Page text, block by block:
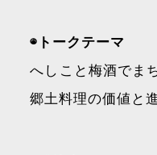
◉トークテーマ
へしこと梅酒でま
郷土料理の価値と